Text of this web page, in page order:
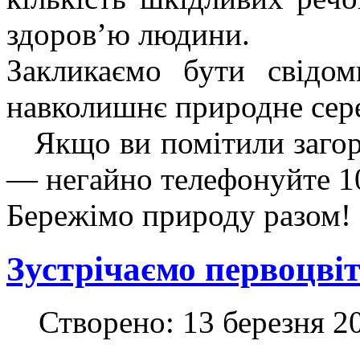
здоров’ю людини.
Закликаємо бути
навколишнє природне
Якщо ви помітили
— негайно телефонуйте
Бережімо природу разом!
Зустрічаємо
Створено: 13 березня